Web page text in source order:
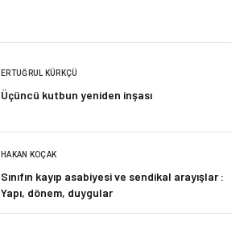
ERTUĞRUL KÜRKÇÜ
Üçüncü kutbun yeniden inşası
HAKAN KOÇAK
Sınıfın kayıp asabiyesi ve sendikal arayışlar :
Yapı, dönem, duygular